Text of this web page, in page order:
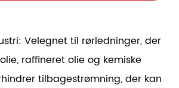
Velegnet til rørledninger, der
raffineret olie og kemiske
tilbagestrømning, der kan